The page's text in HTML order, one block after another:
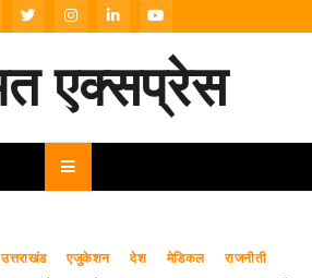
एक्सप्रेस
उत्तराखंड एजुकेशन देश मेडिकल राजनीती